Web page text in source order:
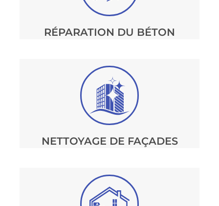
RÉPARATION DU BÉTON
NETTOYAGE DE FAÇADES